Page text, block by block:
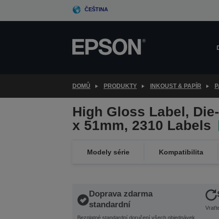
ČEŠTINA
DOMŮ PRODUKTY INKOUST & PAPÍR
High Gloss Label,
x 51mm, 2310 Labels
Modely série Kompatibilita
Doprava zdarma
standardní
Bezplatné standardní doručení všech objednávek